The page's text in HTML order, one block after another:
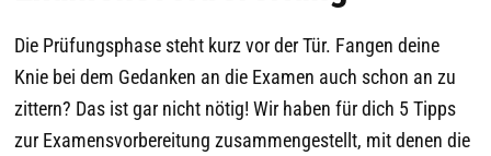
Die Prüfungsphase steht kurz vor der Tür. Fangen deine
Knie bei dem Gedanken an die Examen auch schon an zu
zittern? Das ist gar nicht nötig! Wir haben für dich 5 Tipps
zur Examensvorbereitung zusammengestellt, mit denen die